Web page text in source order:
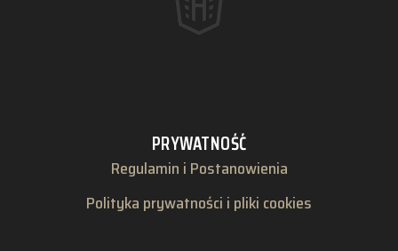
PRYWATNOŚĆ
Regulamin i Postanowienia
Polityka prywatności i pliki cookies